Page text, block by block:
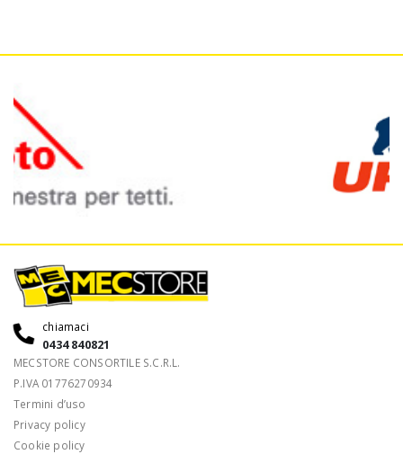
chiamaci
0434 840821
MECSTORE CONSORTILE S.C.R.L.
P.IVA 01776270934
Termini d’uso
Privacy policy
Cookie policy